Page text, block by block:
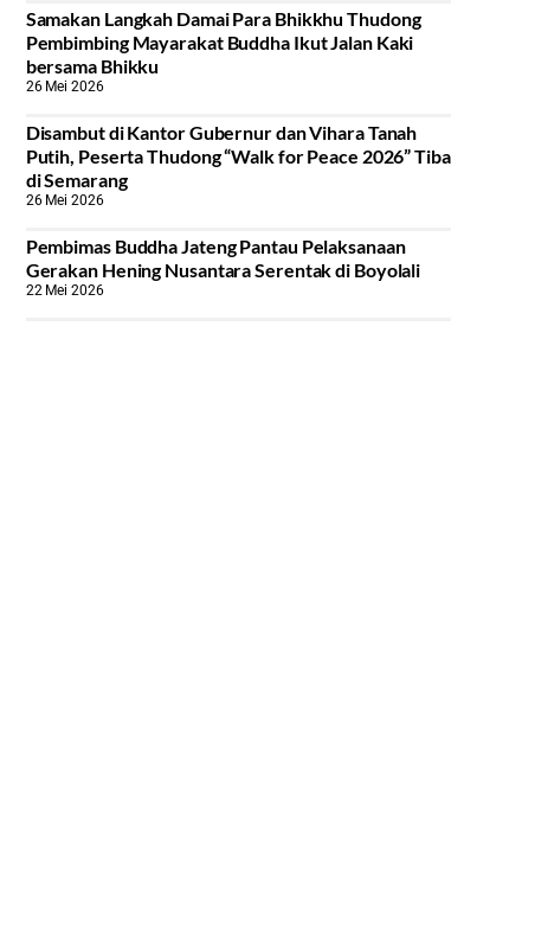
Samakan Langkah Damai Para Bhikkhu Thudong
Pembimbing Mayarakat Buddha Ikut Jalan Kaki
bersama Bhikku
26 Mei 2026
Disambut di Kantor Gubernur dan Vihara Tanah
Putih, Peserta Thudong “Walk for Peace 2026” Tiba
di Semarang
26 Mei 2026
‎Pembimas Buddha Jateng Pantau Pelaksanaan
Gerakan Hening Nusantara Serentak di Boyolali
22 Mei 2026